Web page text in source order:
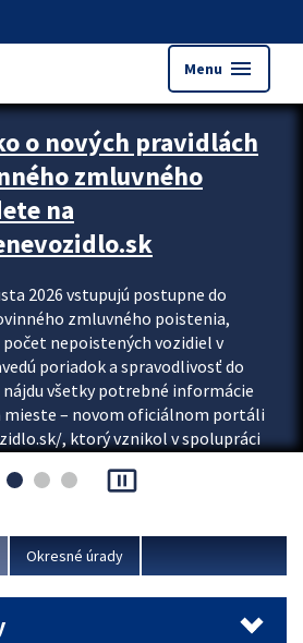
Menu menu
o nových pravidlách
zmluvného
na
2026 vstupujú postupne do
zmluvného poistenia,
nepoistených vozidiel v
poriadok a spravodlivosť do
nájdu všetky potrebné informácie
mieste – novom oficiálnom portáli
, ktorý vznikol v spolupráci
a Ministerstva vnútra SR.
pause_presentation
Okresné úrady